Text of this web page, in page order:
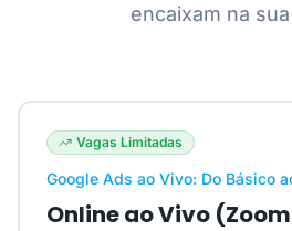
encaixam na
Vagas Limitadas
Google Ads ao Vivo: Do Básico
Online ao Vivo